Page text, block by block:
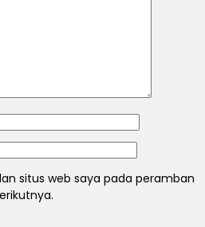
situs web saya pada peramban